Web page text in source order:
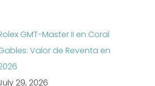
GMT-Master II en Coral
Valor de Reventa en
29, 2026